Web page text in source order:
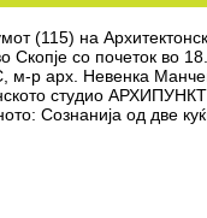
(115) на
Скопје со почеток во
р арх. Невенка
студио
Сознанија од две